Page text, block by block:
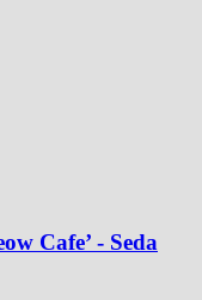
Cafe’ - Seda